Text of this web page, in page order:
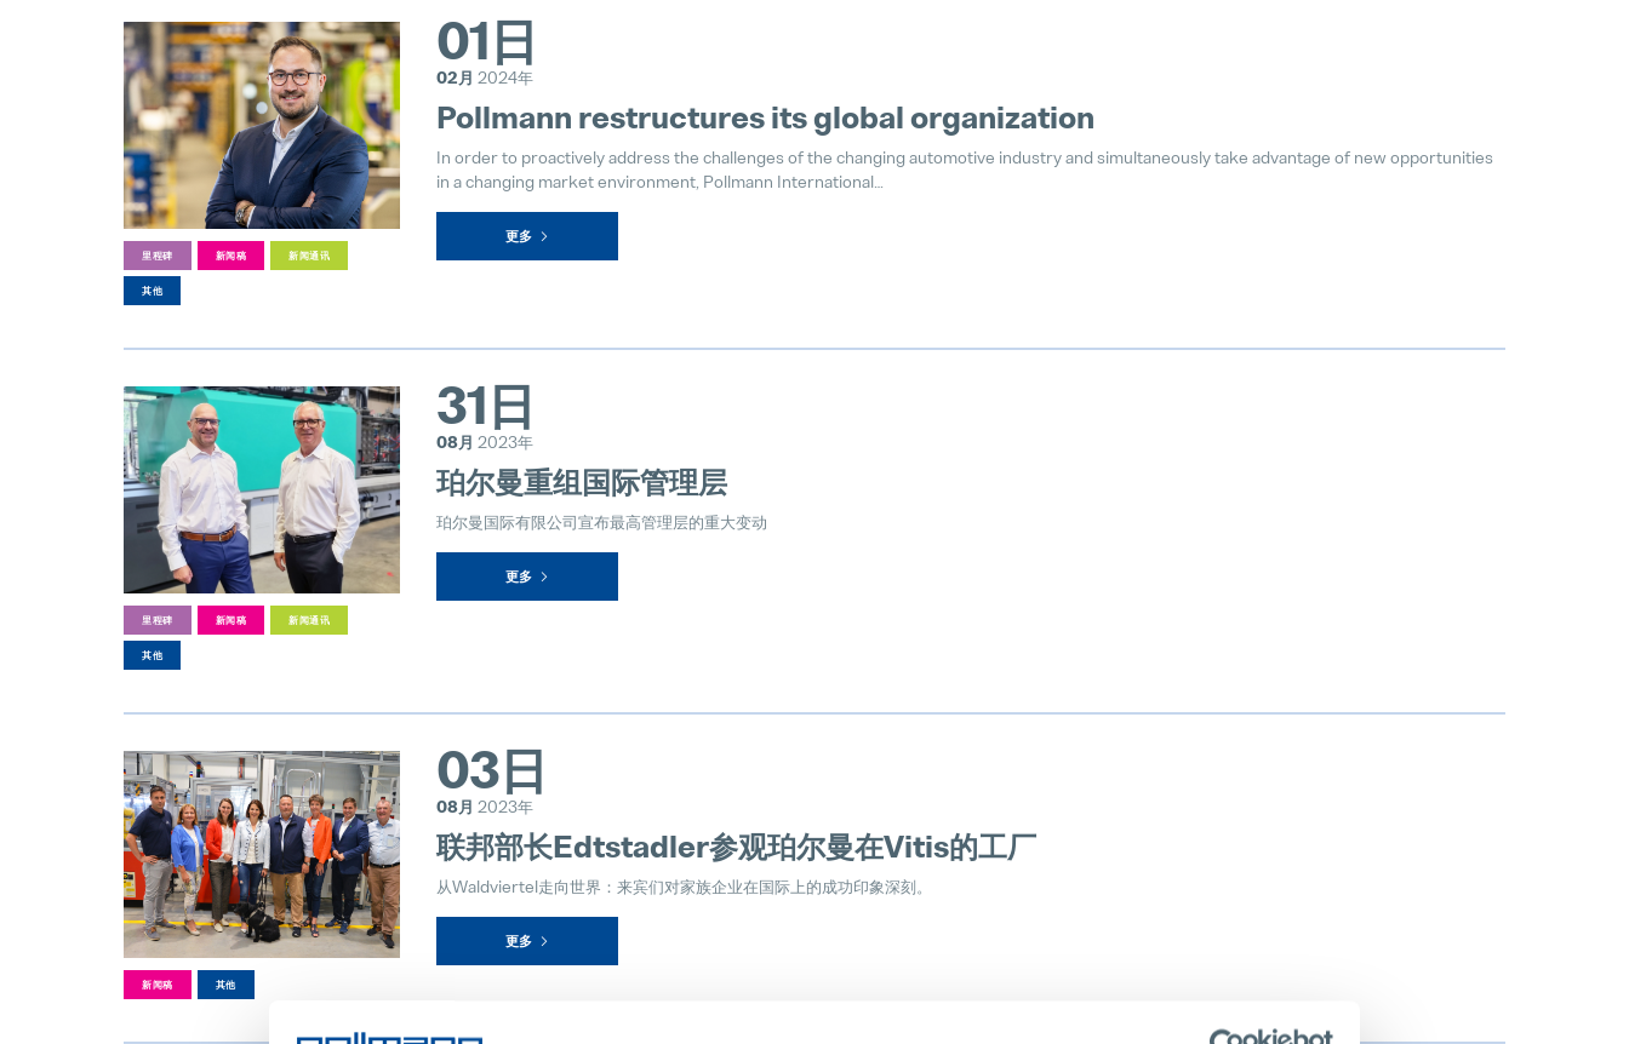
里程碑 新闻稿 新闻通讯
其他
01日
02月 2024年
Pollmann restructures its global organization
In order to proactively address the challenges of the changing automotive industry and simultaneously take advantage of new opportunities
in a changing market environment, Pollmann International…
更多
里程碑 新闻稿 新闻通讯
其他
31日
08月 2023年
珀尔曼重组国际管理层
珀尔曼国际有限公司宣布最高管理层的重大变动
更多
新闻稿 其他
03日
08月 2023年
联邦部长Edtstadler参观珀尔曼在Vitis的工厂
从Waldviertel走向世界：来宾们对家族企业在国际上的成功印象深刻。
更多